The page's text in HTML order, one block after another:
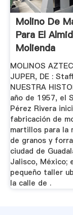
Molino De
Para El
Molienda
MOLINOS
JUPER, DE :
NUESTRA
año de 1957, el
Pérez Rivera
fabricación de
martillos para la
de granos y
ciudad de
Jalisco, México;
pequeño taller
la calle de .